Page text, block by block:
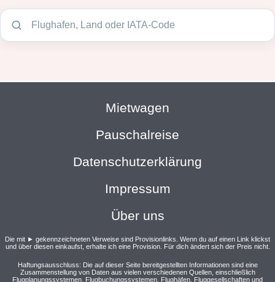
Mietwagen
Pauschalreise
Datenschutzerklärung
Impressum
Über uns
Die mit ► gekennzeichneten Verweise sind Provisionlinks. Wenn du auf einen Link klickst
und über diesen einkaufst, erhalte ich eine Provision. Für dich ändert sich der Preis nicht.
Haftungsausschluss: Die auf dieser Seite bereitgestellten Informationen sind eine
Zusammenstellung von Daten aus vielen verschiedenen Quellen, einschließlich
Flugplanungssystemen, Flugbuchungssystemen, Flughäfen, Fluggesellschaften und